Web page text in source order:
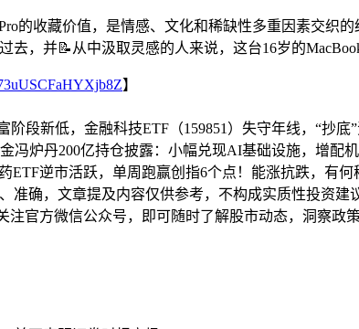
的收藏价值，是情感、文化和稀缺性多重因素交
去，并📝从中汲取灵感的人来说，这台16岁的
】
段新低，金融科技ETF（159851）失守年线，“抄底
冯炉丹200亿持仓披露：小幅兑现AI基础设施，增配
ETF逆市活跃，单周跑赢创指6个点！能涨抗跌，有
准确，文章提及内容仅供参考，不构成实质性投资建
注官方微信公众号，即可随时了解股市动态，洞察政